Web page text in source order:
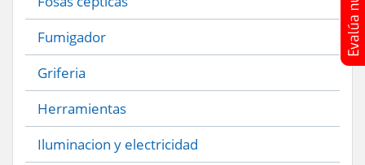
Fumigador
Griferia
Herramientas
Iluminacion y electricidad